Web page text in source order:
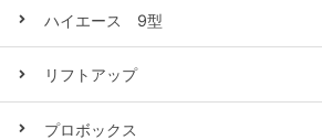
ハイエース 9型
リフトアップ
プロボックス